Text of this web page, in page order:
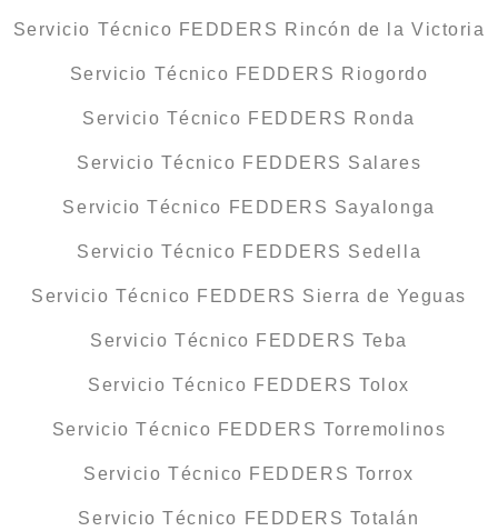
Servicio Técnico FEDDERS Rincón de la Victoria
Servicio Técnico FEDDERS Riogordo
Servicio Técnico FEDDERS Ronda
Servicio Técnico FEDDERS Salares
Servicio Técnico FEDDERS Sayalonga
Servicio Técnico FEDDERS Sedella
Servicio Técnico FEDDERS Sierra de Yeguas
Servicio Técnico FEDDERS Teba
Servicio Técnico FEDDERS Tolox
Servicio Técnico FEDDERS Torremolinos
Servicio Técnico FEDDERS Torrox
Servicio Técnico FEDDERS Totalán